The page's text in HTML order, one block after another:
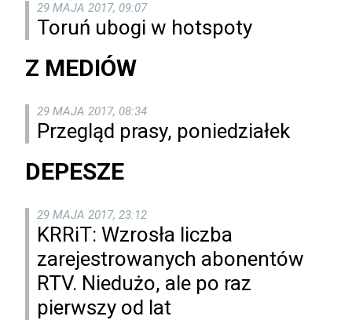
29 MAJA 2017, 09:07
Toruń ubogi w hotspoty
Z MEDIÓW
29 MAJA 2017, 08:34
Przegląd prasy, poniedziałek
DEPESZE
29 MAJA 2017, 23:12
KRRiT: Wzrosła liczba
zarejestrowanych abonentów
RTV. Niedużo, ale po raz
pierwszy od lat